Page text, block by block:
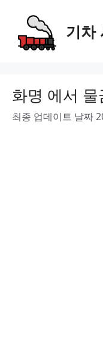
content
기차
화명 에서
최종 업데이트 날짜